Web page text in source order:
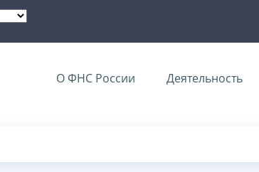
О ФНС России Деятельность